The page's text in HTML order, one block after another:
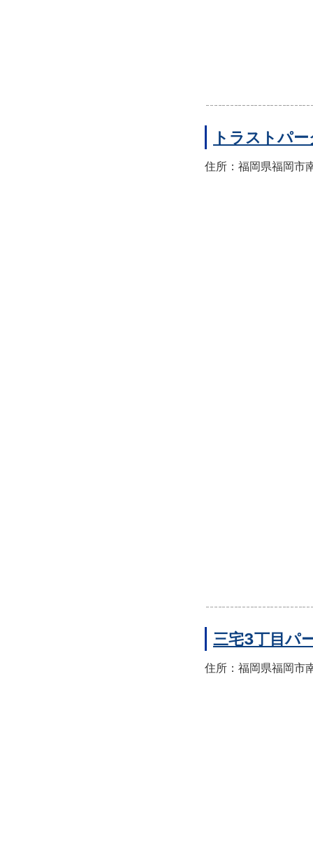
トラストパ
住所：福岡県福岡市
三宅3丁目パ
住所：福岡県福岡市